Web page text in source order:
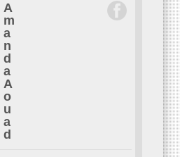
A
m
a
n
d
a
A
o
u
a
d